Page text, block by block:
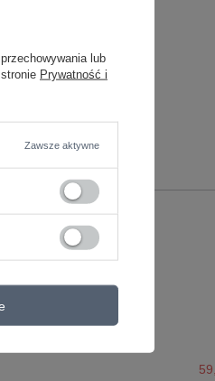
lub
Prywatność i
Zawsze aktywne